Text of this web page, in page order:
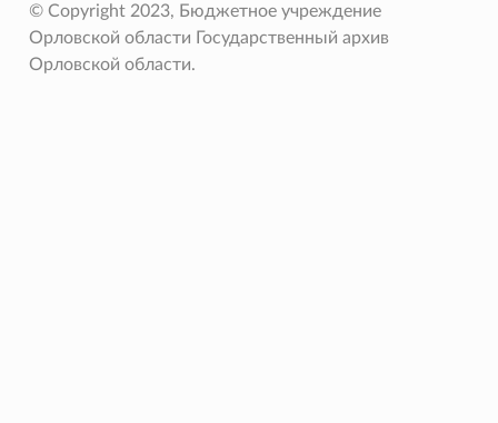
© Copyright 2023, Бюджетное учреждение
Орловской области Государственный архив
Орловской области.